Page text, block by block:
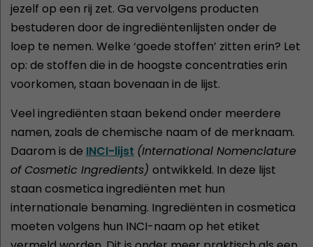
jezelf op een rij zet. Ga vervolgens producten
bestuderen door de ingrediëntenlijsten onder de
loep te nemen. Welke ‘goede stoffen’ zitten erin? Let
op: de stoffen die in de hoogste concentraties erin
voorkomen, staan bovenaan in de lijst.
Veel ingrediënten staan bekend onder meerdere
namen, zoals de chemische naam of de merknaam.
Daarom is de INCI-lijst (International Nomenclature
of Cosmetic Ingredients) ontwikkeld. In deze lijst
staan cosmetica ingrediënten met hun
internationale benaming. Ingrediënten in cosmetica
moeten volgens hun INCI-naam op het etiket